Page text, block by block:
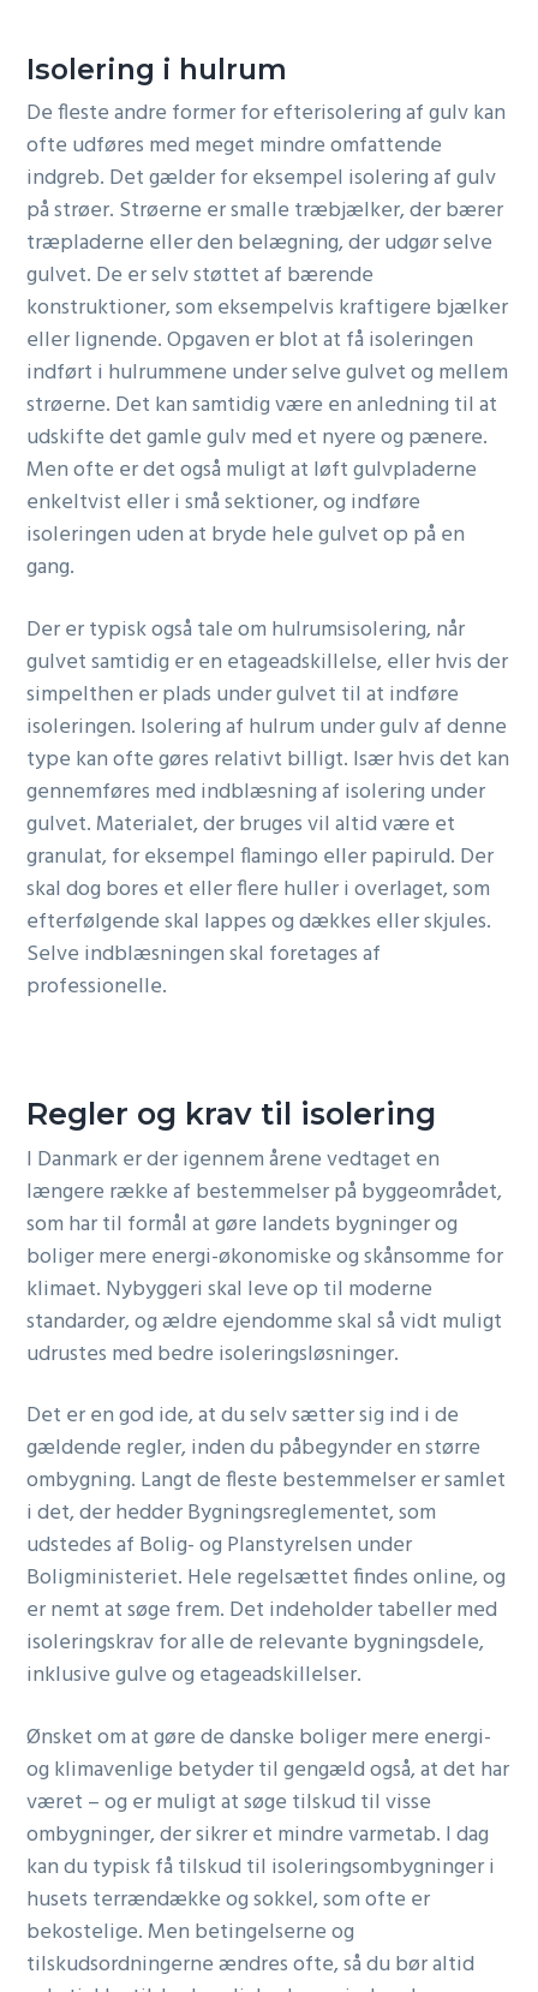
Isolering i hulrum
De fleste andre former for efterisolering af gulv kan
ofte udføres med meget mindre omfattende
indgreb. Det gælder for eksempel isolering af gulv
på strøer. Strøerne er smalle træbjælker, der bærer
træpladerne eller den belægning, der udgør selve
gulvet. De er selv støttet af bærende
konstruktioner, som eksempelvis kraftigere bjælker
eller lignende. Opgaven er blot at få isoleringen
indført i hulrummene under selve gulvet og mellem
strøerne. Det kan samtidig være en anledning til at
udskifte det gamle gulv med et nyere og pænere.
Men ofte er det også muligt at løft gulvpladerne
enkeltvist eller i små sektioner, og indføre
isoleringen uden at bryde hele gulvet op på en
gang.
Der er typisk også tale om hulrumsisolering, når
gulvet samtidig er en etageadskillelse, eller hvis der
simpelthen er plads under gulvet til at indføre
isoleringen. Isolering af hulrum under gulv af denne
type kan ofte gøres relativt billigt. Især hvis det kan
gennemføres med indblæsning af isolering under
gulvet. Materialet, der bruges vil altid være et
granulat, for eksempel flamingo eller papiruld. Der
skal dog bores et eller flere huller i overlaget, som
efterfølgende skal lappes og dækkes eller skjules.
Selve indblæsningen skal foretages af
professionelle.
Regler og krav til isolering
I Danmark er der igennem årene vedtaget en
længere række af bestemmelser på byggeområdet,
som har til formål at gøre landets bygninger og
boliger mere energi-økonomiske og skånsomme for
klimaet. Nybyggeri skal leve op til moderne
standarder, og ældre ejendomme skal så vidt muligt
udrustes med bedre isoleringsløsninger.
Det er en god ide, at du selv sætter sig ind i de
gældende regler, inden du påbegynder en større
ombygning. Langt de fleste bestemmelser er samlet
i det, der hedder Bygningsreglementet, som
udstedes af Bolig- og Planstyrelsen under
Boligministeriet. Hele regelsættet findes online, og
er nemt at søge frem. Det indeholder tabeller med
isoleringskrav for alle de relevante bygningsdele,
inklusive gulve og etageadskillelser.
Ønsket om at gøre de danske boliger mere energi-
og klimavenlige betyder til gengæld også, at det har
været – og er muligt at søge tilskud til visse
ombygninger, der sikrer et mindre varmetab. I dag
kan du typisk få tilskud til isoleringsombygninger i
husets terrændække og sokkel, som ofte er
bekostelige. Men betingelserne og
tilskudsordningerne ændres ofte, så du bør altid